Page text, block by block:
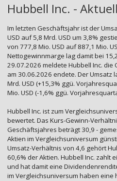
Hubbell Inc. -
Im letzten Geschäftsjahr ist der
USD auf 5,8 Mrd. USD um 3,8%
von 777,8 Mio. USD auf 887,1 Mio.
Nettogewinnmarge lag damit bei
29.07.2026 meldete Hubbell Inc.
am 30.06.2026 endete. Der Umsatz
Mrd. USD (+15,3% ggü.
Mio. USD (-1,6% ggü.
Hubbell Inc. ist zum
bewertet. Das Kurs-Gewinn-
Geschäftsjahres beträgt 30,9 -
Aktien im Vergleichsuniversum
Umsatz-Verhältnis von 4,6 gehört
60,6% der Aktien. Hubbell Inc. zahlt
und hat damit eine
im Vergleichsuniversum haben